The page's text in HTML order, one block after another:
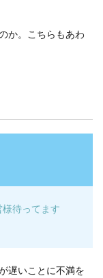
か。こちらもあわ
待ってます
遅いことに不満を